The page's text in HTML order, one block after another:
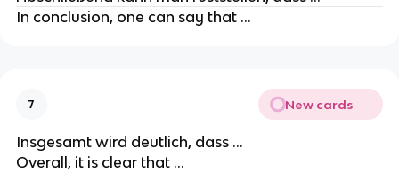
In conclusion, one can say that …
7 New cards
Insgesamt wird deutlich, dass …
Overall, it is clear that …